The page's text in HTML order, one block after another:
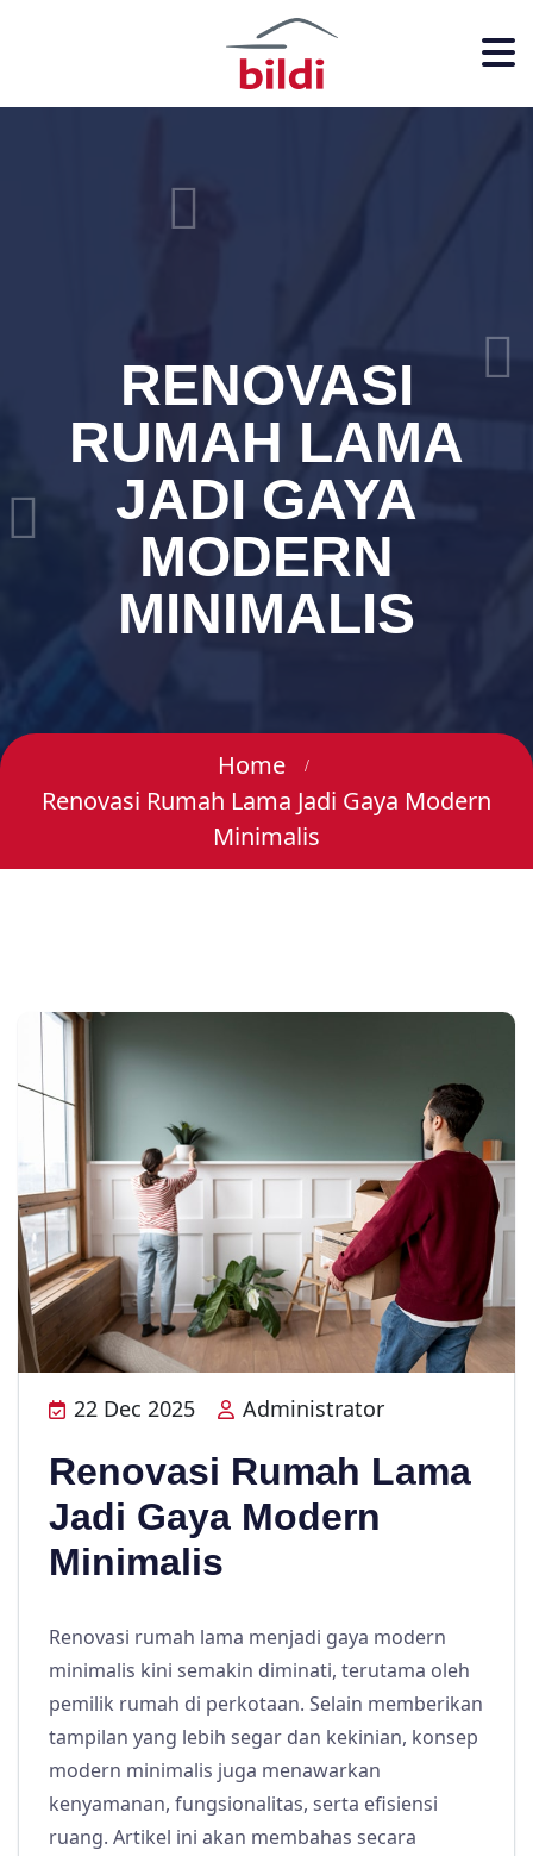
RENOVASI
RUMAH LAMA
JADI GAYA
MODERN
MINIMALIS
Home
Renovasi Rumah Lama Jadi Gaya Modern
Minimalis
22 Dec 2025 Administrator
Renovasi Rumah Lama
Jadi Gaya Modern
Minimalis
Renovasi rumah lama menjadi gaya modern
minimalis kini semakin diminati, terutama oleh
pemilik rumah di perkotaan. Selain memberikan
tampilan yang lebih segar dan kekinian, konsep
modern minimalis juga menawarkan
kenyamanan, fungsionalitas, serta efisiensi
ruang. Artikel ini akan membahas secara